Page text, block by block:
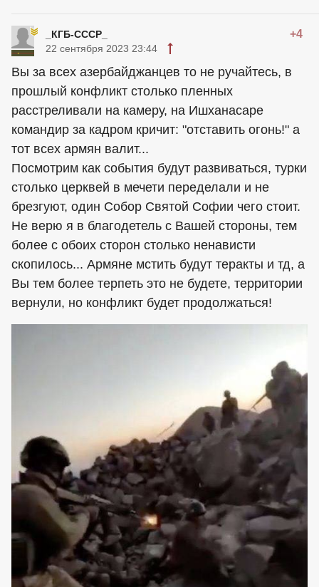
_КГБ-СССР_ +4
22 сентября 2023 23:44
Вы за всех азербайджанцев то не ручайтесь, в
прошлый конфликт столько пленных
расстреливали на камеру, на Ишханасаре
командир за кадром кричит: "отставить огонь!" а
тот всех армян валит...
Посмотрим как события будут развиваться, турки
столько церквей в мечети переделали и не
брезгуют, один Собор Святой Софии чего стоит.
Не верю я в благодетель с Вашей стороны, тем
более с обоих сторон столько ненависти
скопилось... Армяне мстить будут теракты и тд, а
Вы тем более терпеть это не будете, территории
вернули, но конфликт будет продолжаться!